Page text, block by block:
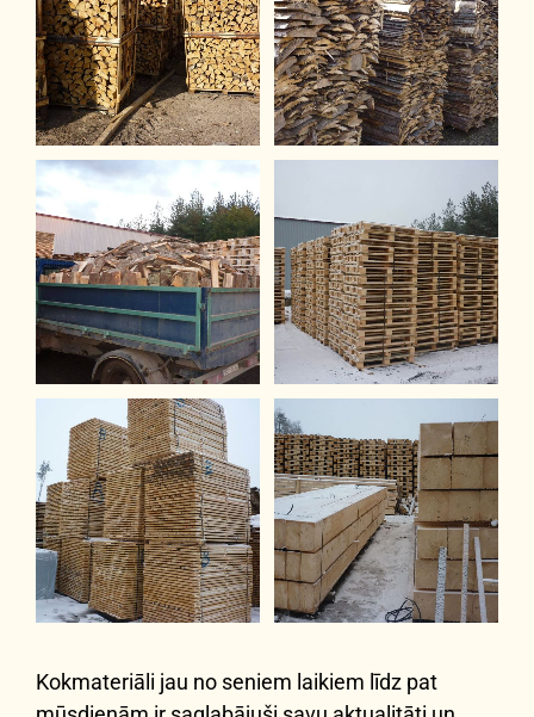
Kokmateriāli jau no seniem laikiem līdz pat